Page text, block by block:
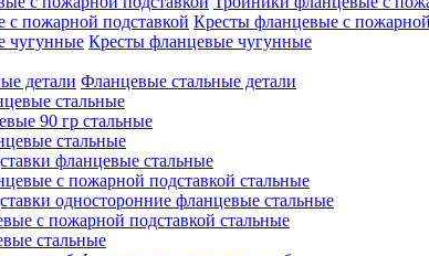
Кресты фланцевые с
Кресты фланцевые чугунные
Фланцевые стальные детали
стальные
90 гр стальные
стальные
фланцевые стальные
с пожарной подставкой стальные
односторонние фланцевые стальные
с пожарной подставкой стальные
стальные